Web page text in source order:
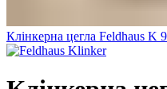
Клінкерна цегла Feldhaus K